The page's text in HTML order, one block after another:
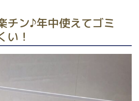
チン♪年中使えてゴミ
い！